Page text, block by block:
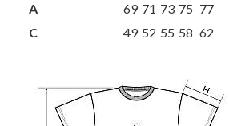
A
69 71 73 75 77
C
49 52 55 58 62